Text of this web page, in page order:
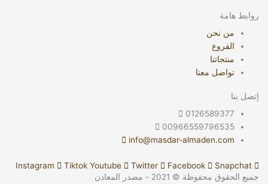
روابط هامة
من نحن
الفروع
منتجاتنا
تواصل معنا
إتصل بنا
0126589377
00966559796535
info@masdar-almaden.com
Instagram Tiktok Youtube Twitter Facebook
Snapchat
جميع الحقوق محفوظة © 2021 - مصدر المعادن